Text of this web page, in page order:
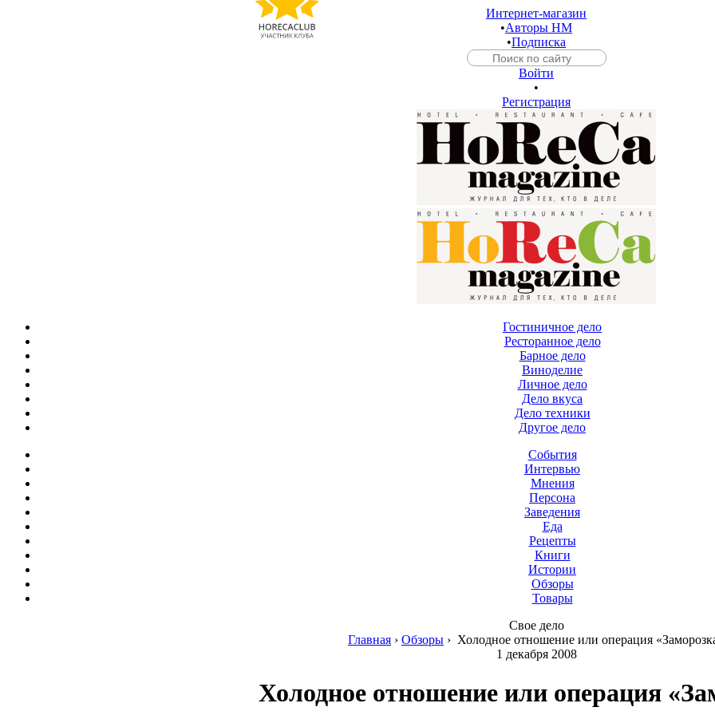
Интернет-магазин
•Авторы HM
•Подписка
Войти
•
Регистрация
Гостиничное дело
Ресторанное дело
Барное дело
Виноделие
Личное дело
Дело вкуса
Дело техники
Другое дело
События
Интервью
Мнения
Персона
Заведения
Еда
Рецепты
Книги
Истории
Обзоры
Товары
Свое дело
Главная › Обзоры › Холодное отношение или операция
1 декабря 2008
Холодное отношение или операция